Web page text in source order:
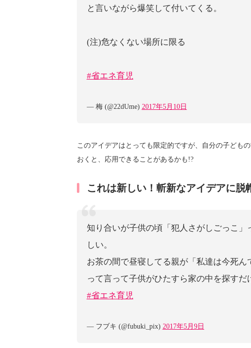
と言いながら爆笑して付いてくる。
(注)危なくない場所に限る
#省エネ育児
— 梅 (@22dUme) 2017年5月10日
このアイデアはとっても限定的ですが、自分の子ども
おくと、応用できることがあるかも!?
これは新しい！斬新なアイデアに脱
知り合いが子供の頃「犯人さがしごっこ
しい。
お茶の間で昼寝してる親が「私達は今死ん
って言って子供がひたすら家の中を探すだ
#省エネ育児
— フブキ (@fubuki_pix) 2017年5月9日